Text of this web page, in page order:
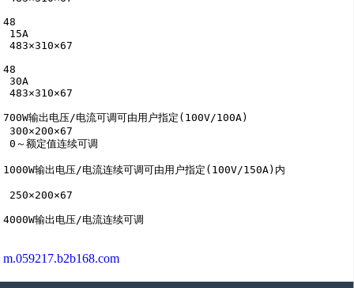
48
483×310×67
48
30A
483×310×67
700W输出电压/电流可调可由用户指定(100V/100A)
300×200×67
0～额定值连续可调
1000W输出电压/电流连续可调可由用户指定(100V/150A)内
4000W输出电压/电流连续可调
m.059217.b2b168.com